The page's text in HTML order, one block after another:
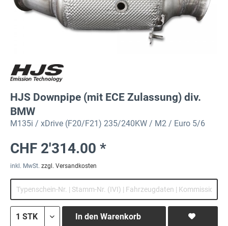
HJS Downpipe (mit ECE Zulassung) div.
BMW
M135i / xDrive (F20/F21) 235/240KW / M2 / Euro 5/6
CHF 2'314.00 *
inkl. MwSt. zzgl. Versandkosten
In den Warenkorb